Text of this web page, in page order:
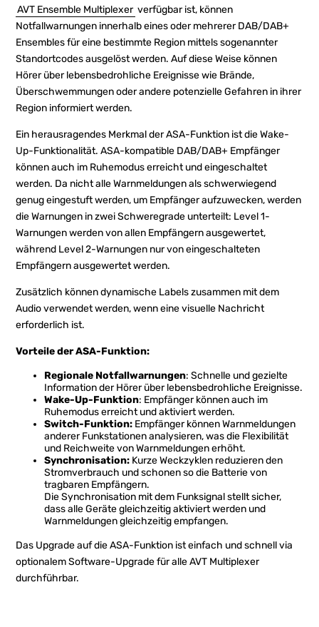
AVT Ensemble Multiplexer verfügbar ist, können
Notfallwarnungen innerhalb eines oder mehrerer DAB/DAB+
Ensembles für eine bestimmte Region mittels sogenannter
Standortcodes ausgelöst werden. Auf diese Weise können
Hörer über lebensbedrohliche Ereignisse wie Brände,
Überschwemmungen oder andere potenzielle Gefahren in ihrer
Region informiert werden.
Ein herausragendes Merkmal der ASA-Funktion ist die Wake-
Up-Funktionalität. ASA-kompatible DAB/DAB+ Empfänger
können auch im Ruhemodus erreicht und eingeschaltet
werden. Da nicht alle Warnmeldungen als schwerwiegend
genug eingestuft werden, um Empfänger aufzuwecken, werden
die Warnungen in zwei Schweregrade unterteilt: Level 1-
Warnungen werden von allen Empfängern ausgewertet,
während Level 2-Warnungen nur von eingeschalteten
Empfängern ausgewertet werden.
Zusätzlich können dynamische Labels zusammen mit dem
Audio verwendet werden, wenn eine visuelle Nachricht
erforderlich ist.
Vorteile der ASA-Funktion:
Regionale Notfallwarnungen: Schnelle und gezielte
Information der Hörer über lebensbedrohliche Ereignisse.
Wake-Up-Funktion: Empfänger können auch im
Ruhemodus erreicht und aktiviert werden.
Switch-Funktion: Empfänger können Warnmeldungen
anderer Funkstationen analysieren, was die Flexibilität
und Reichweite von Warnmeldungen erhöht.
Synchronisation: Kurze Weckzyklen reduzieren den
Stromverbrauch und schonen so die Batterie von
tragbaren Empfängern.
Die Synchronisation mit dem Funksignal stellt sicher,
dass alle Geräte gleichzeitig aktiviert werden und
Warnmeldungen gleichzeitig empfangen.
Das Upgrade auf die ASA-Funktion ist einfach und schnell via
optionalem Software-Upgrade für alle AVT Multiplexer
durchführbar.